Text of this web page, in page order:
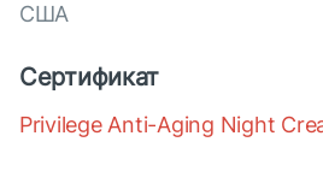
США
Сертификат
Privilege Anti-Aging Night